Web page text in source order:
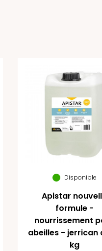
Disponible
Apistar
formule -
nourrissement
abeilles - jerrican
kg